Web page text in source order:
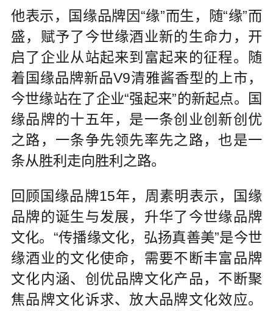
他表示，国缘品牌因“缘”而生，随“缘”而
盛，赋予了今世缘酒业新的生命力，开
启了企业从站起来到富起来的征程。随
着国缘品牌新品V9清雅酱香型的上市，
今世缘站在了企业“强起来”的新起点。国
缘品牌的十五年，是一条创业创新创优
之路，一条争先领先率先之路，也是一
条从胜利走向胜利之路。
回顾国缘品牌15年，周素明表示，国缘
品牌的诞生与发展，升华了今世缘品牌
文化。“传播缘文化，弘扬真善美”是今世
缘酒业的文化使命，需要不断丰富品牌
文化内涵、创优品牌文化产品，不断聚
焦品牌文化诉求、放大品牌文化效应。